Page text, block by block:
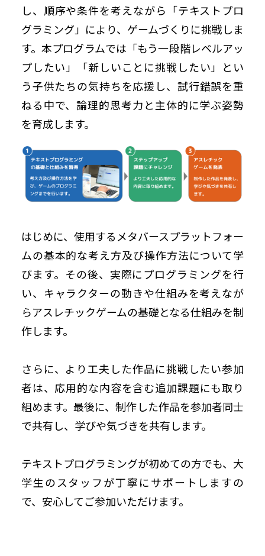
し、順序や条件を考えながら「テキストプロ
グラミング」により、ゲームづくりに挑戦しま
す。本プログラムでは「もう一段階レベルアッ
プしたい」「新しいことに挑戦したい」とい
う子供たちの気持ちを応援し、試行錯誤を重
ねる中で、論理的思考力と主体的に学ぶ姿勢
を育成します。
はじめに、使用するメタバースプラットフォー
ムの基本的な考え方及び操作方法について学
びます。その後、実際にプログラミングを行
い、キャラクターの動きや仕組みを考えなが
らアスレチックゲームの基礎となる仕組みを制
作します。
さらに、より工夫した作品に挑戦したい参加
者は、応用的な内容を含む追加課題にも取り
組めます。最後に、制作した作品を参加者同士
で共有し、学びや気づきを共有します。
テキストプログラミングが初めての方でも、大
学生のスタッフが丁寧にサポートしますの
で、安心してご参加いただけます。